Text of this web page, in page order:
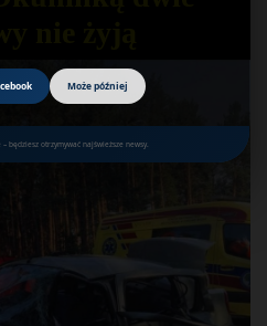
Może później
będziesz otrzymywać najświeższe newsy.